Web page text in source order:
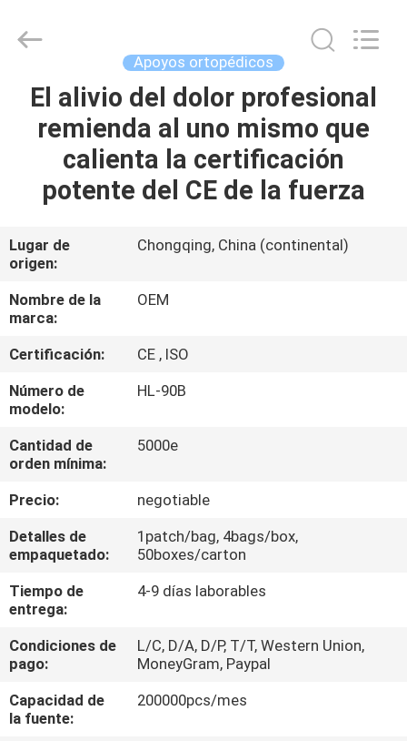
HOGAR
PRODUCTOS
SOBRE
NOSOTROS
VIAJE
DE
LA
FÁBRICA
CONTROL
CALIDAD
ÉNTRENOS
EN
CONTACTO
CON
NOTICIAS
PRODUCTS
CO.,LTD(WUHAN
Reserved.
Apoyos ortopédicos
El alivio del dolor profesional
remienda al uno mismo que
calienta la certificación
potente del CE de la fuerza
Lugar de
origen:
Chongqing, China (continental)
Nombre de la
marca:
OEM
Certificación:
CE , ISO
Número de
modelo:
HL-90B
Cantidad de
orden mínima:
5000e
Precio:
negotiable
Detalles de
empaquetado:
1patch/bag, 4bags/box,
50boxes/carton
Tiempo de
entrega:
4-9 días laborables
Condiciones de
pago:
L/C, D/A, D/P, T/T, Western Union,
MoneyGram, Paypal
Capacidad de
la fuente:
200000pcs/mes